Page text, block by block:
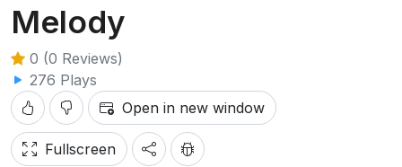
Melody
0 (0 Reviews)
276 Plays
Open in new window
Fullscreen